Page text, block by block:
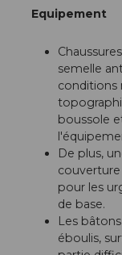
Equipement
semelle
conditions
boussole
De plus,
pour les
de base.
Les
éboulis,